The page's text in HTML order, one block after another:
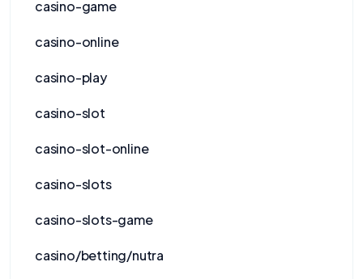
casino-game
casino-online
casino-play
casino-slot
casino-slot-online
casino-slots
casino-slots-game
casino/betting/nutra